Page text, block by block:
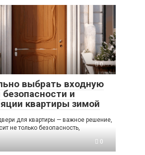
0
выбрать входную
и
квартиры зимой
для квартиры — важное решение,
не только безопасность,
0